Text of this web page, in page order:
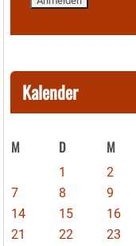
Kalender
M D M
1 2
7
8 9
14
15 16
21
22 23